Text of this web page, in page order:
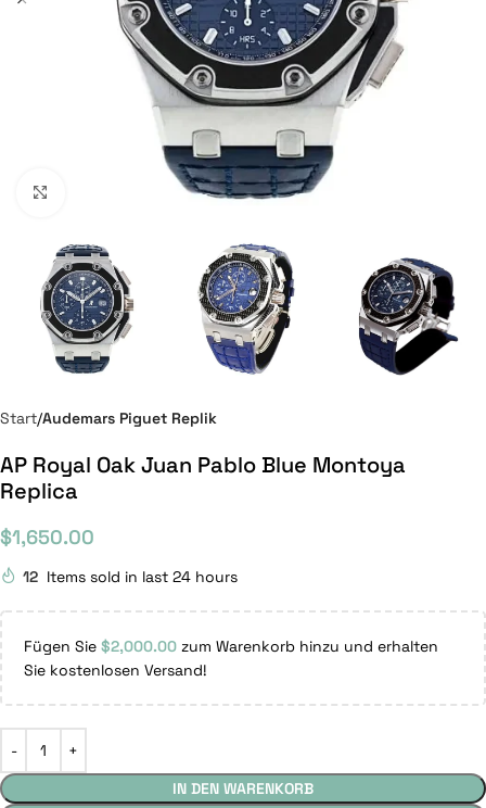
Start Audemars Piguet Replik
AP Royal Oak Juan Pablo Blue Montoya
Replica
$1,650.00
12 Items sold in last 24 hours
Fügen Sie $2,000.00 zum Warenkorb hinzu und erhalten
Sie kostenlosen Versand!
IN DEN WARENKORB